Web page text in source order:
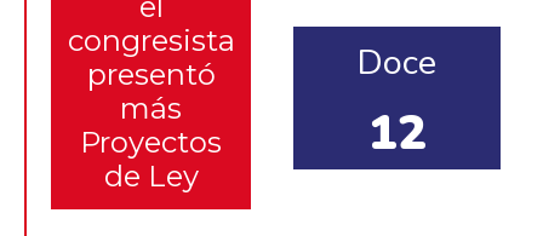
congresista
presentó
más
Proyectos
de Ley
Doce
12